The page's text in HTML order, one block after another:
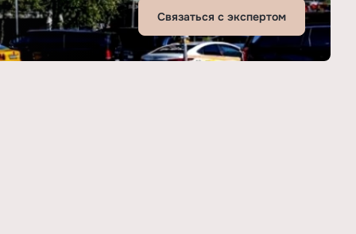
Связаться с экспертом